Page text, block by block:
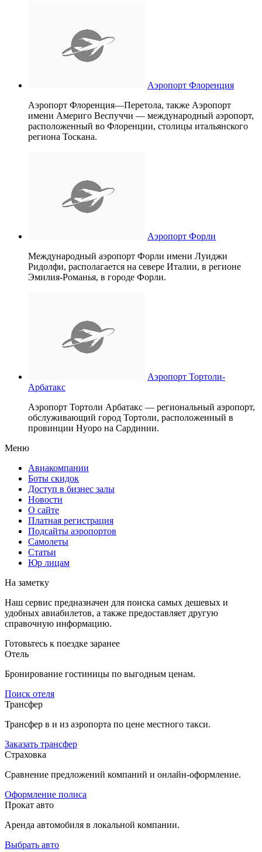
Аэропорт Флоренция
Аэропорт Флоренция—Перетола, также Аэропорт
имени Америго Веспуччи — международный аэропорт,
расположенный во Флоренции, столицы итальянского
региона Тоскана.
Аэропорт Форли
Международный аэропорт Форли имени Луиджи
Ридолфи, располагается на севере Италии, в регионе
Эмилия-Романья, в городе Форли.
Аэропорт Тортоли-
Арбатакс
Аэропорт Тортоли Арбатакс — региональный аэропорт,
обслуживающий город Тортоли, расположенный в
провинции Нуоро на Сардинии.
Меню
Авиакомпании
Боты скидок
Доступ в бизнес залы
Новости
О сайте
Платная регистрация
Подсайты аэропортов
Самолеты
Статьи
Юр лицам
На заметку
Наш сервис предназначен для поиска самых дешевых и
удобных авиабилетов, а также предоставляет другую
справочную информацию.
Готовьтесь к поездке заранее
Отель
Бронирование гостиницы по выгодным ценам.
Поиск отеля
Трансфер
Трансфер в и из аэропорта по цене местного такси.
Заказать трансфер
Страховка
Сравнение предложений компаний и онлайн-оформление.
Оформление полиса
Прокат авто
Аренда автомобиля в локальной компании.
Выбрать авто